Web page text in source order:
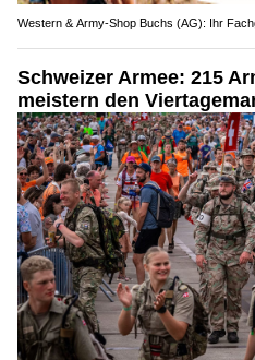
Western & Army-Shop Buchs (AG): Ihr
Schweizer Armee: 215
meistern den